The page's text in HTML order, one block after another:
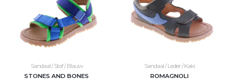
Sandaal / Stof / Blauw
STONES AND BONES
Sandaal / Leder / Kaki
ROMAGNOLI